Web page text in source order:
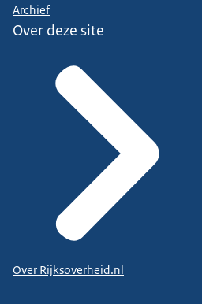
Archief
Over deze site
Over Rijksoverheid.nl